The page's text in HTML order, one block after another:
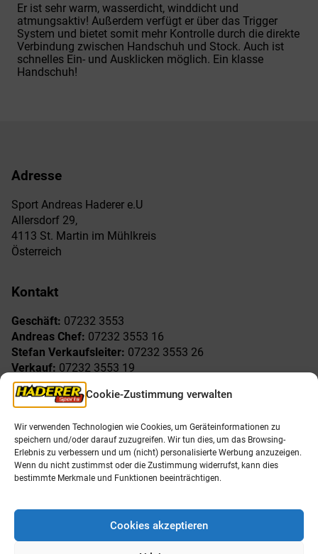
Cookie-Zustimmung verwalten
Wir verwenden Technologien wie Cookies, um Geräteinformationen zu
speichern und/oder darauf zuzugreifen. Wir tun dies, um das Browsing-
Erlebnis zu verbessern und um (nicht) personalisierte Werbung anzuzeigen.
Wenn du nicht zustimmst oder die Zustimmung widerrufst, kann dies
bestimmte Merkmale und Funktionen beeinträchtigen.
Cookies akzeptieren
Er ist sehr warm, wasserdicht, winddicht und
atmungsaktiv! Außerdem verfügt er über das Trigger
System und bietet somit mehr Kontrolle durch die direkte
Verbindung zwischen Handschuh und Stock. Auch ist
schnelles Ein- und Ausklicken möglich. Ein klasse
Handschuh!
Adresse
Sport Andreas Haderer e.U
Allersdorf 29,
4113 St. Martin im Mühlkreis
Österreich
Kontakt
Geschäft: 07232 3553
Andreas Chef: 07232 3553 16
Stefan Verkaufsleiter: 07232 3553 26
Verkauf: 07232 3553 19
Reklamationen:
Freude am Sport
AGB
Impressum
Datenschutzerklärung
Allgemeines
Öffnungszeiten
Unser Team